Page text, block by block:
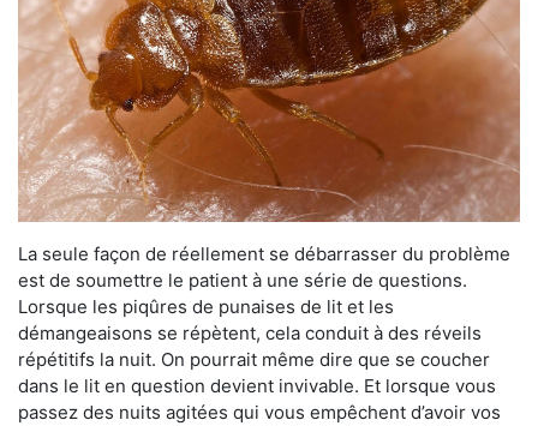
La seule façon de réellement se débarrasser du problème
est de soumettre le patient à une série de questions.
Lorsque les piqûres de punaises de lit et les
démangeaisons se répètent, cela conduit à des réveils
répétitifs la nuit. On pourrait même dire que se coucher
dans le lit en question devient invivable. Et lorsque vous
passez des nuits agitées qui vous empêchent d’avoir vos